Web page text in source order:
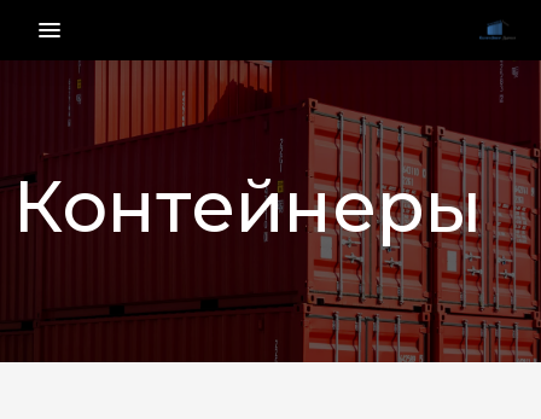
menu_vert
Контейнеры
НАЗАД ВПЕРЕД